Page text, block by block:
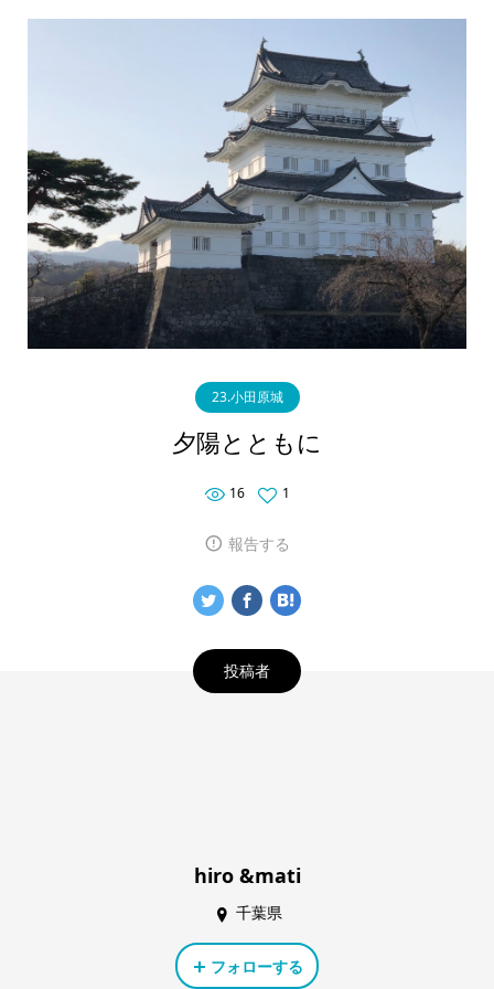
23.小田原城
夕陽とともに
16 1
報告する
投稿者
hiro &mati
千葉県
フォローする